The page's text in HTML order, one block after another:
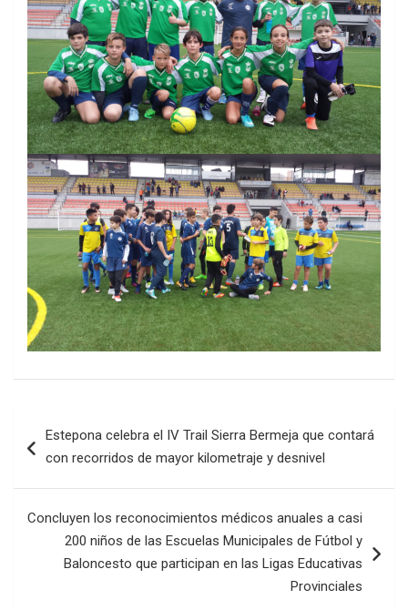
de
Estepona celebra el IV Trail Sierra Bermeja que contará
con recorridos de mayor kilometraje y desnivel
Concluyen los reconocimientos médicos anuales a casi
200 niños de las Escuelas Municipales de Fútbol y
Baloncesto que participan en las Ligas Educativas
Provinciales